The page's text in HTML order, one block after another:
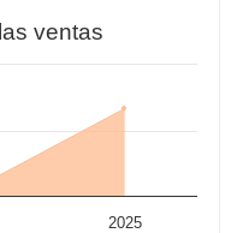
Metrakit Europe S.L
y venta de vehículos
comerciales,
nacional, la empresa
ventas
2025